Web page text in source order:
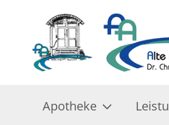
Apotheke